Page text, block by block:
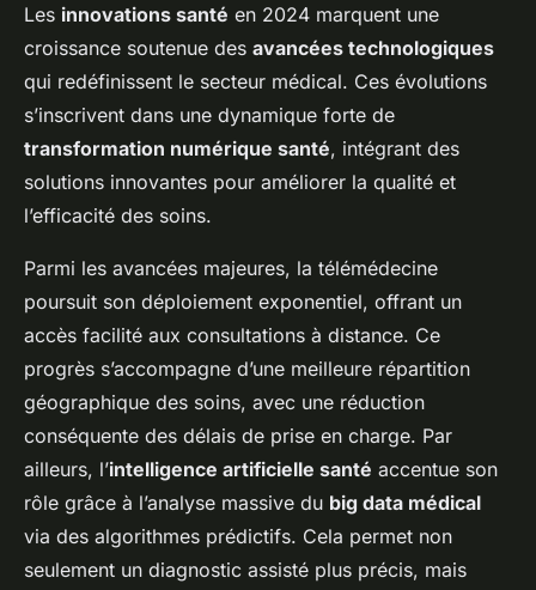
Les innovations santé en 2024 marquent une
croissance soutenue des avancées technologiques
qui redéfinissent le secteur médical. Ces évolutions
s’inscrivent dans une dynamique forte de
transformation numérique santé, intégrant des
solutions innovantes pour améliorer la qualité et
l’efficacité des soins.
Parmi les avancées majeures, la télémédecine
poursuit son déploiement exponentiel, offrant un
accès facilité aux consultations à distance. Ce
progrès s’accompagne d’une meilleure répartition
géographique des soins, avec une réduction
conséquente des délais de prise en charge. Par
ailleurs, l’intelligence artificielle santé accentue son
rôle grâce à l’analyse massive du big data médical
via des algorithmes prédictifs. Cela permet non
seulement un diagnostic assisté plus précis, mais